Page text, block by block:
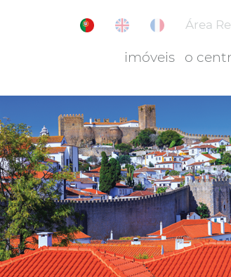
Área
imóveis o